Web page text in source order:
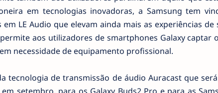
em tecnologias inovadoras, a Samsung tem
em LE Audio que elevam ainda mais as experiências
aos utilizadores de smartphones Galaxy captar
necessidade de equipamento profissional.
tecnologia de transmissão de áudio Auracast que